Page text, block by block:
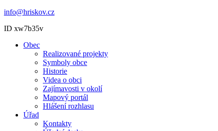
info@hriskov.cz
ID xw7b35v
Obec
Realizované projekty
Symboly obce
Historie
Videa o obci
Zajímavosti v okolí
Mapový portál
Hlášení rozhlasu
Úřad
Kontakty